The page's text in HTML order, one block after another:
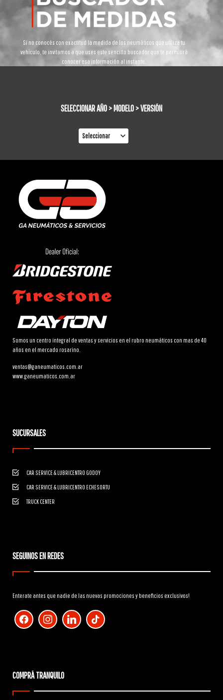
Si no conocés con exactitud la medida de los neumáticos que utiliza tu
vehículo, te invitamos a que uses este sencillo buscador que te permitirá
conocer esa información al instante.
SELECCIONAR AÑO > MODELO > VERSIÓN
Somos un centro integral de ventas y servicios en el rubro neumáticos con mas de 40
años en el mercado rosarino.
ventas@ganeumaticos.com.ar
www.ganeumaticos.com.ar
SUCURSALES
CAR SERVICE & LUBRICENTRO GODOY
CAR SERVICE & LUBRICENTRO ECHESORTU
TRUCK CENTER
SEGUINOS EN REDES
Enterate antes que nadie de las nuevas promociones y beneficios exclusivos!
facebook instagram linkedin tiktok
COMPRÁ TRANQUILO